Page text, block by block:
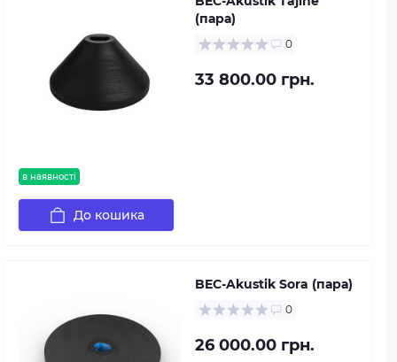
в наявності
(пара)
0
33 800.00 грн.
До кошика
BEC-Akustik Sora (пара)
0
26 000.00 грн.